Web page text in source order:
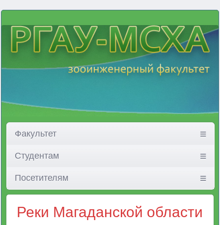
Факультет
Студентам
Посетителям
Реки Магаданской области